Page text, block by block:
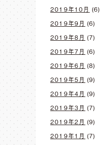
2019年10月 (6)
2019年9月 (6)
2019年8月 (7)
2019年7月 (6)
2019年6月 (8)
2019年5月 (9)
2019年4月 (9)
2019年3月 (7)
2019年2月 (9)
2019年1月 (7)